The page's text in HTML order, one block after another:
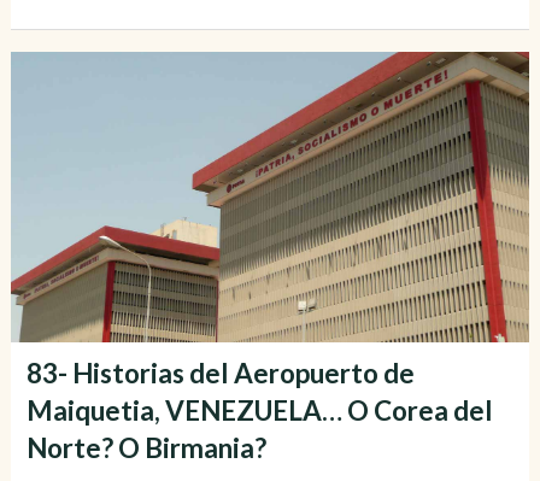
83- Historias del Aeropuerto de
Maiquetia, VENEZUELA… O Corea del
Norte? O Birmania?